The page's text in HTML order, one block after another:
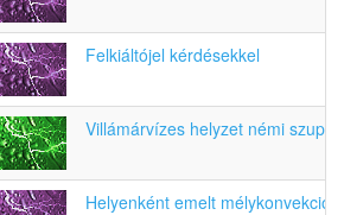
Felkiáltójel kérdésekkel
Villámárvízes helyzet némi
Helyenként emelt mélykonvekció